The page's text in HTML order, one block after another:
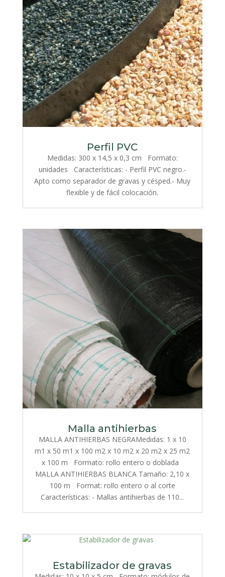
Perfil PVC
Medidas: 300 x 14,5 x 0,3 cm Formato:
unidades Características: - Perfil PVC negro.-
Apto como separador de gravas y césped.- Muy
flexible y de fácil colocación.
Malla antihierbas
MALLA ANTIHIERBAS NEGRAMedidas: 1 x 10
m1 x 50 m1 x 100 m2 x 10 m2 x 20 m2 x 25 m2
x 100 m Formato: rollo entero o doblada
MALLA ANTIHIERBAS BLANCA Tamaño: 2,10 x
100 m Format: rollo entero o al corte
Características: - Mallas antihierbas de 110...
Estabilizador de gravas